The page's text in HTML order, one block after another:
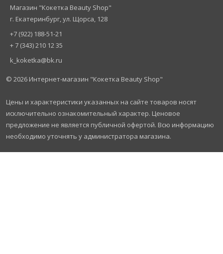
Магазин "Кокетка Beauty Shop"
г. Екатеринбург, ул. Щорса, 128
+7 (922) 188-51-21
+ 7 (343) 210 12 35
k_koketka@bk.ru
© 2026 Интернет-магазин "Кокетка Beauty Shop"
Цены и характеристики указанных на сайте товаров носят
исключительно ознакомительный характер. Ценовое
предложение не является публичной офертой. Всю информацию
необходимо уточнять у администратора магазина.